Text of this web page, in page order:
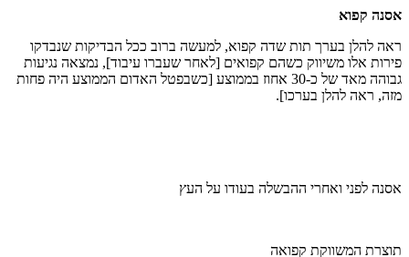
אסנה קפוא
ראה להלן בערך תות שדה קפוא, למעשה ברוב ככל הבדיקות שנבדקו
פירות אלו משיווק כשהם קפואים [לאחר שעברו עיבוד], נמצאה נגיעות
גבוהה מאד של כ-30 אחוז בממוצע [כשבפטל האדום הממוצע היה פחות
מזה, ראה להלן בערכו].
אסנה לפני ואחרי ההבשלה בעודו על העץ
תוצרת המשווקת קפואה